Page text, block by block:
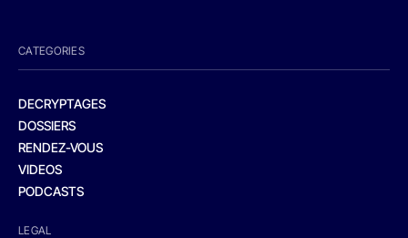
CATEGORIES
DECRYPTAGES
DOSSIERS
RENDEZ-VOUS
VIDEOS
PODCASTS
LEGAL